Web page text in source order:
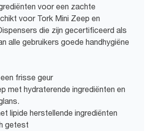
voor een zachte
voor Tork Mini Zeep en
die zijn gecertificeerd als
alle gebruikers goede handhygiëne
frisse geur
met hydraterende ingrediënten en
lipide herstellende ingrediënten
getest